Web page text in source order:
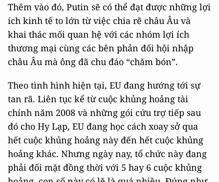
Thêm vào đó, Putin sẽ có thể đạt được những lợi
ích kinh tế to lớn từ việc chia rẽ châu Âu và
khai thác mối quan hệ với các nhóm lợi ích
thương mại cùng các bên phản đối hội nhập
châu Âu mà ông đã chu đáo “chăm bón”.
Theo tình hình hiện tại, EU đang hướng tới sự
tan rã. Liên tục kể từ cuộc khủng hoảng tài
chính năm 2008 và những gói cứu trợ tiếp sau
đó cho Hy Lạp, EU đang học cách xoay sở qua
hết cuộc khủng hoảng này đến hết cuộc khủng
hoảng khác. Nhưng ngày nay, tổ chức này đang
phải đối mặt đồng thời với 5 hay 6 cuộc khủng